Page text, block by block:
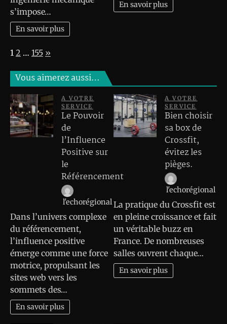
s’impose…
En savoir plus
En savoir plus
Page:
1 2 … 155 Next
»
Vous aimerez aussi…
A VOTRE
SERVICE
Le Pouvoir
de
l’Influence
Positive sur
le
Référencement
l'echorégional
Dans l’univers complexe
du référencement,
l’influence positive
émerge comme une force
motrice, propulsant les
sites web vers les
sommets des…
En savoir plus
A VOTRE
SERVICE
Bien choisir
sa box de
Crossfit,
évitez les
pièges.
l'echorégional
La pratique du Crossfit est
en pleine croissance et fait
un véritable buzz en
France. De nombreuses
salles ouvrent chaque…
En savoir plus